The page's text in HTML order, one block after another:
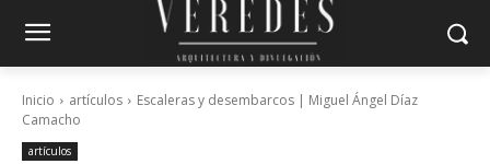
Inicio artículos
Escaleras y desembarcos | Miguel Ángel Díaz
Camacho
artículos